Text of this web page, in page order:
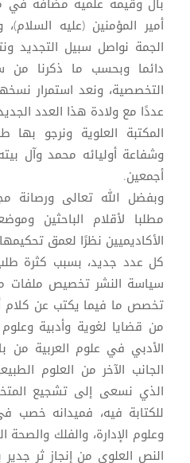
أمير المؤمنين (عليه
الجمة نواصل سبيل التجديد
دائما وبحسب ما ذكرنا من
التخصصية، ونعد استمرار
عددًا مع ولادة هذا العدد
المكتبة العلوية ونرجو
وشفاعة أوليائه محمد وآل
أجمعين.
وبفضل الله تعالى ورصانة
مطلبا لأقلام الباحثين
الأكاديميين نظرًا لعمق
كل عدد جديد، بسبب كثرة
سياسة النشر تخصيص ملفات
تخصص ما فيما يكتب عن كلام
من قضايا لغوية وأدبية
الأدبي في علوم العربية من
الجانب الآخر من العلوم
الذي نسعى إلى تشجيع
للكتابة فيه، فميدانه خصب
وعلوم الإدارة، والفلك
النص العلوي من إنجاز ثر جدير